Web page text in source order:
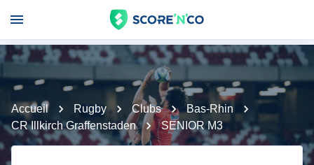
Accueil Rugby Clubs
Bas-Rhin
CR Illkirch Graffenstaden
SENIOR M3